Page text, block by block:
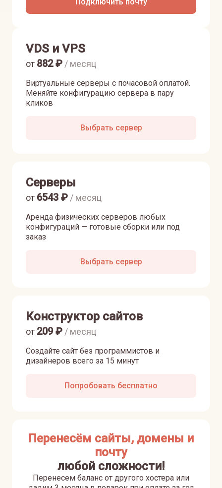
VDS и VPS
Виртуальные серверы с почасовой оплатой.
Меняйте конфигурацию сервера в пару
кликов
от 882₽ / месяц
Выбрать сервер
Серверы
Аренда физических серверов любых
конфигураций — готовые сборки или под
заказ
от 6543 ₽ / месяц
Выбрать сервер
Конструктор сайтов
Создайте сайт без программистов и
дизайнеров всего за 15 минут
от 209₽ / месяц
Попробовать бесплатно
Перенесём сайты, домены и
почту
любой сложности!
Перенесем баланс от другого хостера или